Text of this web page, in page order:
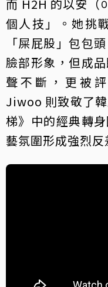
而 H2H 的以安（
個人技」。她挑
「屎屁股」包包
臉部形象，但成
聲不斷，更被
Jiwoo 則致敬了
梯》中的經典轉
藝氛圍形成強烈反